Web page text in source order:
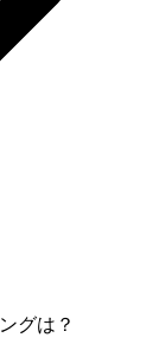
グは？